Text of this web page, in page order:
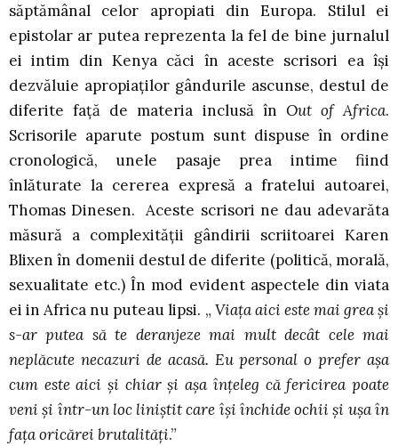
săptămânal celor apropiati din Europa. Stilul ei
epistolar ar putea reprezenta la fel de bine jurnalul
ei intim din Kenya căci în aceste scrisori ea îşi
dezvăluie apropiaţilor gândurile ascunse, destul de
diferite faţă de materia inclusă în Out of Africa.
Scrisorile aparute postum sunt dispuse în ordine
cronologică, unele pasaje prea intime fiind
înlăturate la cererea expresă a fratelui autoarei,
Thomas Dinesen. Aceste scrisori ne dau adevarăta
măsură a complexităţii gândirii scriitoarei Karen
Blixen în domenii destul de diferite (politică, morală,
sexualitate etc.) În mod evident aspectele din viata
ei in Africa nu puteau lipsi. „ Viaţa aici este mai grea şi
s-ar putea să te deranjeze mai mult decât cele mai
neplăcute necazuri de acasă. Eu personal o prefer aşa
cum este aici şi chiar şi aşa înţeleg că fericirea poate
veni şi într-un loc liniştit care îşi închide ochii şi uşa în
faţa oricărei brutalităţi.”